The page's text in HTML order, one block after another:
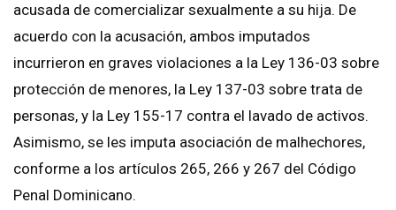
acusada de comercializar sexualmente a su hija. De
acuerdo con la acusación, ambos imputados
incurrieron en graves violaciones a la Ley 136-03 sobre
protección de menores, la Ley 137-03 sobre trata de
personas, y la Ley 155-17 contra el lavado de activos.
Asimismo, se les imputa asociación de malhechores,
conforme a los artículos 265, 266 y 267 del Código
Penal Dominicano.